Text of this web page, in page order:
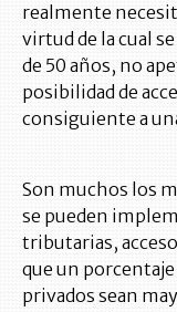
realmente
virtud de la cual
de 50 años, no
posibilidad de
consiguiente a
Son muchos los
se pueden
tributarias,
que un
privados sean